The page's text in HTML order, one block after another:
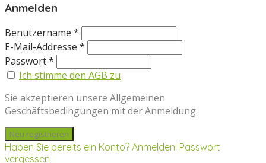
Anmelden
Benutzername *
E-Mail-Addresse *
Passwort *
Ich stimme den AGB zu
Sie akzeptieren unsere Allgemeinen
Geschäftsbedingungen mit der Anmeldung.
Haben Sie bereits ein Konto? Anmelden! Passwort
vergessen